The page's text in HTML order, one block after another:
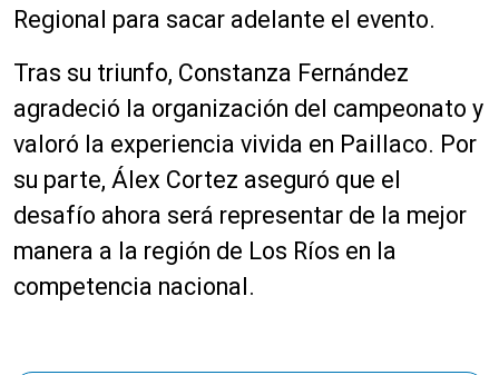
Regional para sacar adelante el evento.
Tras su triunfo, Constanza Fernández
agradeció la organización del campeonato y
valoró la experiencia vivida en Paillaco. Por
su parte, Álex Cortez aseguró que el
desafío ahora será representar de la mejor
manera a la región de Los Ríos en la
competencia nacional.